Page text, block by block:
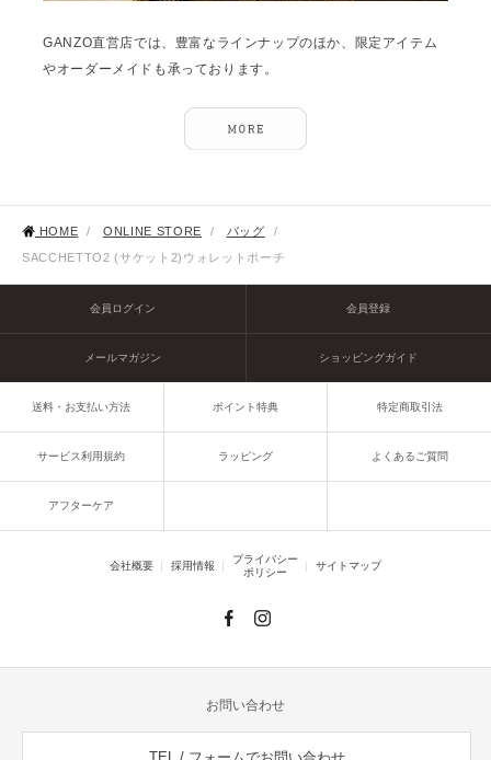
GANZO直営店では、豊富なラインナップのほか、限定アイテム
やオーダーメイドも承っております。
HOME / ONLINE STORE / バッグ
/
SACCHETTO2 (サケット2)ウォレットポーチ
会員ログイン 会員登録
メールマガジン ショッピングガイド
送料・お支払い方法 ポイント特典 特定商取引法
サービス利用規約 ラッピング よくあるご質問
アフターケア
会社概要 採用情報
プライバシー
ポリシー
サイトマップ
お問い合わせ